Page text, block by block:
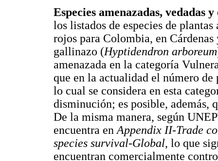
Especies amenazadas, vedadas
los listados de especies de
rojos para Colombia, en
gallinazo (Hyptidendron arboreum
amenazada en la categoría
que en la actualidad el número de
lo cual se considera en esta
disminución; es posible, además,
De la misma manera, según
encuentra en Appendix II-Trade
species survival-Global, lo que
encuentran comercialmente